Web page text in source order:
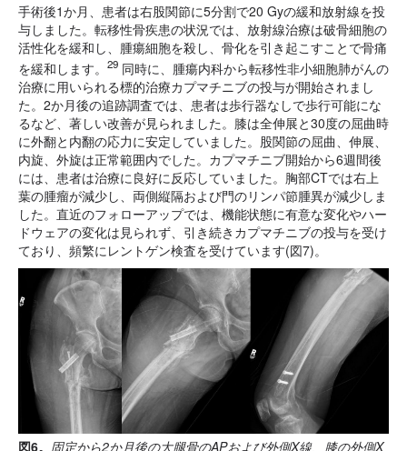
手術後1か月、患者は右股関節に5分割で20 Gyの緩和放射線を投
与しました。転移性骨疾患の状況では、放射線治療は破骨細胞の
活性化を緩和し、腫瘍細胞を殺し、骨化を引き起こすことで骨痛
を緩和します。
29 同時に、腫瘍内科から転移性非小細胞肺がんの
治療に用いられる標的治療カプマチニブの投与が開始されまし
た。2か月後の追跡調査では、患者は歩行器なしで歩行可能にな
るなど、著しい改善が見られました。膝は全伸展と30度の屈曲時
に外翻と内翻の応力に安定していました。股関節の屈曲、伸展、
内旋、外旋は正常範囲内でした。カプマチニブ開始から6週間後
には、患者は治療に良好に反応していました。胸部CTでは右上
葉の腫瘤が減少し、両側縦隔および門のリンパ節腫異が減少しま
した。直近のフォローアップでは、機能状態に有意な変化やハー
ドウェアの変化は見られず、引き続きカプマチニブの投与を受け
ており、頻繁にレントゲン検査を受けています(図7)。
図6。 固定から2か月後の大腿骨のAPおよび外側X線、膝の外側X